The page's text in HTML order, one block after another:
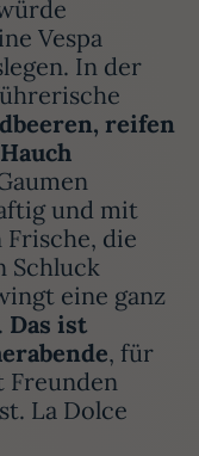
Vespa
In der
reifen
und mit
die
Schluck
eine ganz
Das ist
, für
Freunden
La Dolce